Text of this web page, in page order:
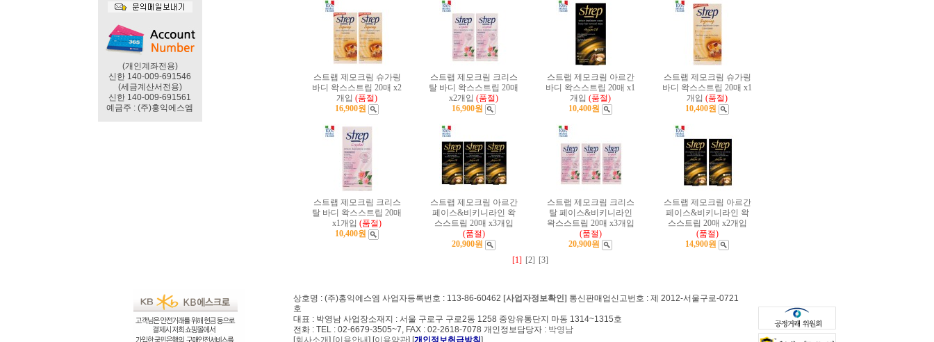
(개인계좌전용)
신한 140-009-691546
(세금계산서전용)
신한 140-009-691561
예금주 : (주)홍익에스엠
스트랩 제모크림 슈가링
바디 왁스스트립 20매 x2
개입 (품절)
16,900원
스트랩 제모크림 크리스
탈 바디 왁스스트립 20매
x2개입 (품절)
16,900원
스트랩 제모크림 아르간
바디 왁스스트립 20매 x1
개입 (품절)
10,400원
스트랩 제모크림 슈가링
바디 왁스스트립 20매 x1
개입 (품절)
10,400원
스트랩 제모크림 크리스
탈 바디 왁스스트립 20매
x1개입 (품절)
10,400원
스트랩 제모크림 아르간
페이스&비키니라인 왁
스스트립 20매 x3개입
(품절)
20,900원
스트랩 제모크림 크리스
탈 페이스&비키니라인
왁스스트립 20매 x3개입
(품절)
20,900원
스트랩 제모크림 아르간
페이스&비키니라인 왁
스스트립 20매 x2개입
(품절)
14,900원
[1] [2] [3]
상호명 : (주)홍익에스엠 사업자등록번호 : 113-86-60462 [사업자정보확인] 통신판매업신고번호 : 제 2012-서울구로-0721
호
대표 : 박영남 사업장소재지 : 서울 구로구 구로2동 1258 중앙유통단지 마동 1314~1315호
전화 : TEL : 02-6679-3505~7, FAX : 02-2618-7078 개인정보담당자 : 박영남
[회사소개] [이용안내] [이용약관] [개인정보취급방침]